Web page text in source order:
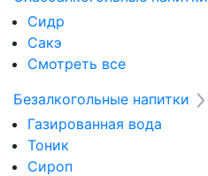
Сидр
Сакэ
Смотреть все
Безалкогольные напитки
Газированная вода
Тоник
Сироп